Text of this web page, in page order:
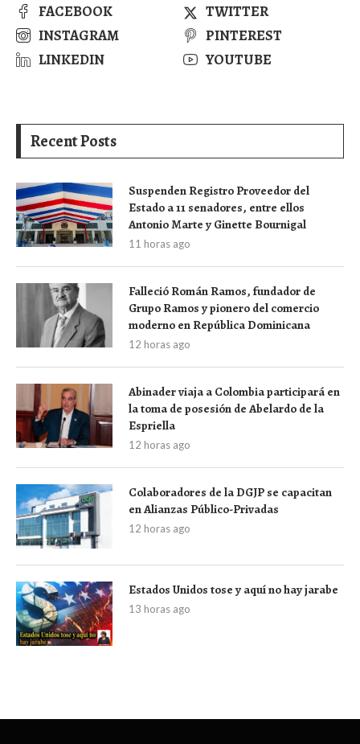
FACEBOOK
TWITTER
INSTAGRAM
PINTEREST
LINKEDIN
YOUTUBE
Recent Posts
Suspenden Registro Proveedor del
Estado a 11 senadores, entre ellos
Antonio Marte y Ginette Bournigal
11 horas ago
Falleció Román Ramos, fundador de
Grupo Ramos y pionero del comercio
moderno en República Dominicana
12 horas ago
Abinader viaja a Colombia participará en
la toma de posesión de Abelardo de la
Espriella
12 horas ago
Colaboradores de la DGJP se capacitan
en Alianzas Público-Privadas
12 horas ago
Estados Unidos tose y aquí no hay jarabe
13 horas ago